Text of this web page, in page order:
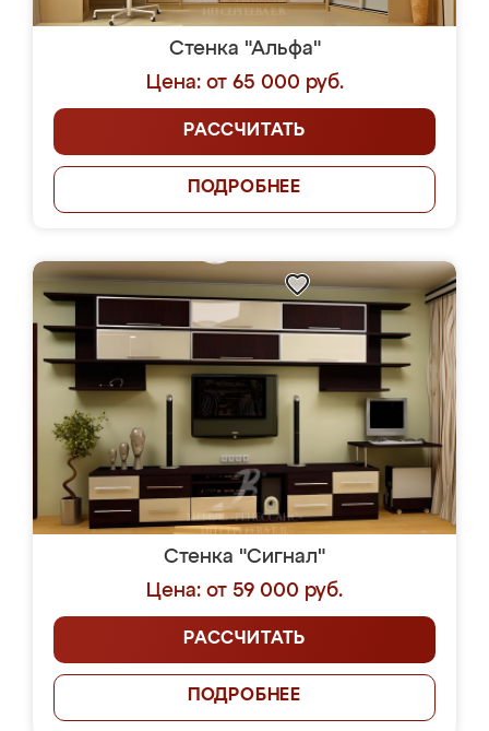
Стенка "Альфа"
Цена: от 65 000 руб.
РАССЧИТАТЬ
ПОДРОБНЕЕ
Стенка "Сигнал"
Цена: от 59 000 руб.
РАССЧИТАТЬ
ПОДРОБНЕЕ